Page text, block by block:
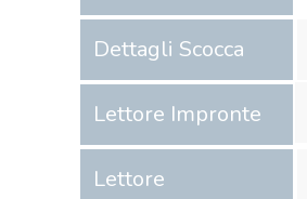
Dettagli Scocca
Lettore Impronte
Lettore